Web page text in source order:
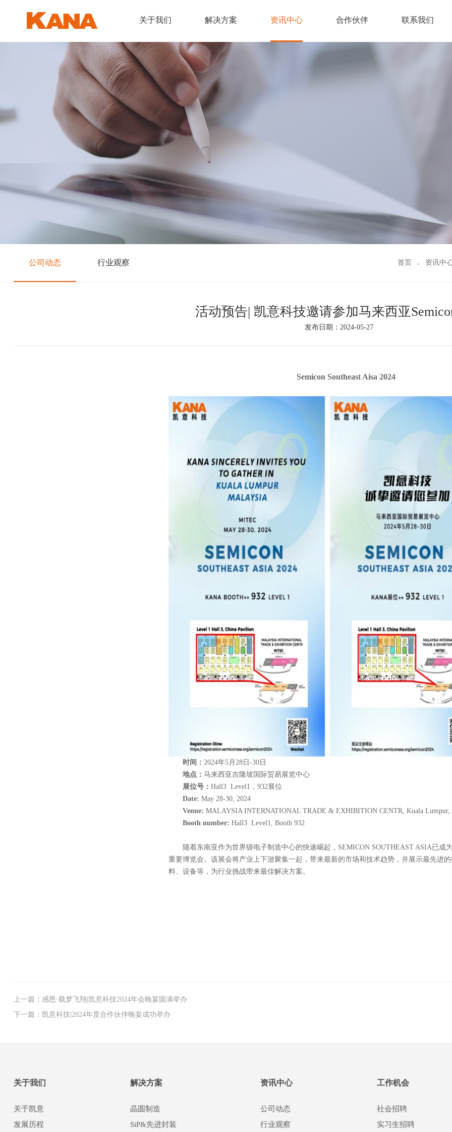
关于我们 解决方案 资讯中心 合作伙伴 联系我们
公司动态 行业观察 首页 资讯中
活动预告| 凯意科技邀请参加马来西亚
发布日期：2024-05-27
Semicon Southeast Aisa 2024
时间： 2024年5月28日-30日
地点： 马来西亚吉隆坡国际贸易展览中心
展位号： Hall3 Level1，932展位
Date: May 28-30, 2024
Venue: MALAYSIA INTERNATIONAL TRADE & EXHIBITION CENTR, Kuala Lumpur,
Booth number: Hall3 Level1, Booth 932
随着东南亚作为世界级电子制造中心的快速崛起，SEMICON SOUTHEAST ASIA已成
重要博览会。该展会将产业上下游聚集一起，带来最新的市场和技术趋势，并展示最先进
料、设备等，为行业挑战带来最佳解决方案。
上一篇：感恩·载梦飞翔|凯意科技2024年会晚宴圆满举办
下一篇：凯意科技|2024年度合作伙伴晚宴成功举办
关于我们
关于凯意
发展历程
解决方案
晶圆制造
SiP&先进封装
资讯中心
公司动态
行业观察
工作机会
社会招聘
实习生招聘